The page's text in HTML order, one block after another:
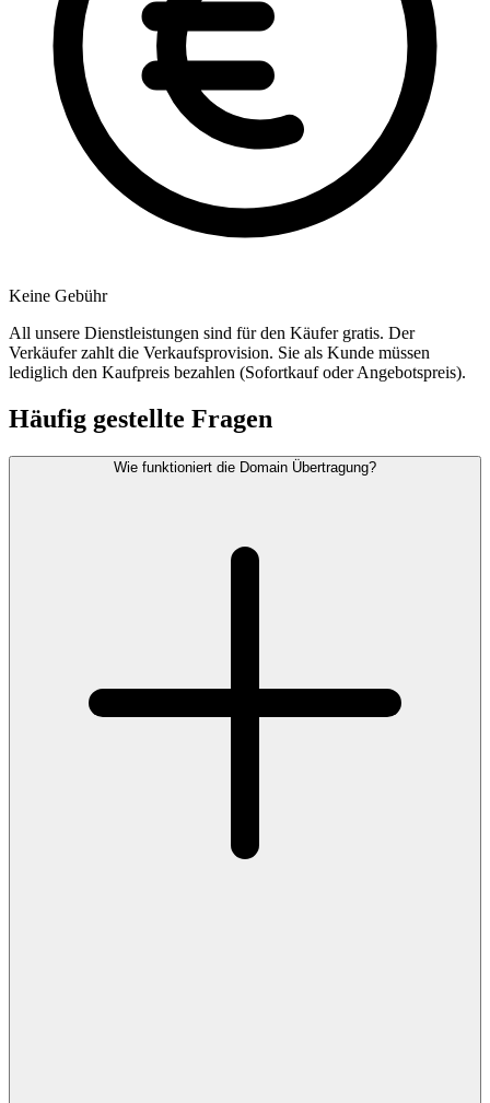
Keine Gebühr
All unsere Dienstleistungen sind für den Käufer gratis. Der
Verkäufer zahlt die Verkaufsprovision. Sie als Kunde müssen
lediglich den Kaufpreis bezahlen (Sofortkauf oder Angebotspreis).
Häufig gestellte Fragen
Wie funktioniert die Domain Übertragung?